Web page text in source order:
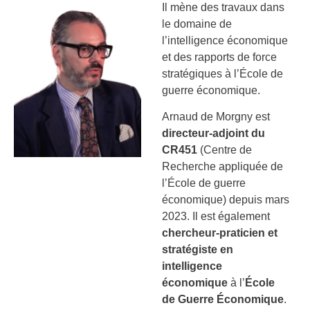
Il mène des travaux dans
le domaine de
l’intelligence économique
et des rapports de force
stratégiques à l’École de
guerre économique.
Arnaud de Morgny est
directeur-adjoint du
CR451 (Centre de
Recherche appliquée de
l’École de guerre
économique) depuis mars
2023. Il est également
chercheur-praticien et
stratégiste en
intelligence
économique à l’ École
de Guerre Économique.